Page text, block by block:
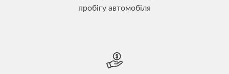
пробігу автомобіля